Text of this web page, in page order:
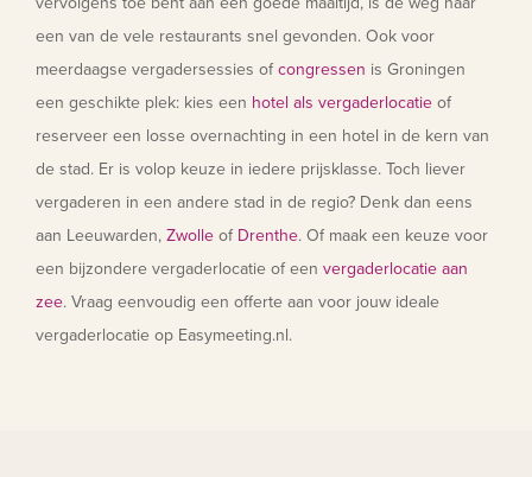
een van de vele restaurants snel gevonden. Ook voor
meerdaagse vergadersessies of congressen is Groningen
een geschikte plek: kies een hotel als vergaderlocatie of
reserveer een losse overnachting in een hotel in de kern van
de stad. Er is volop keuze in iedere prijsklasse. Toch liever
vergaderen in een andere stad in de regio? Denk dan eens
aan Leeuwarden, Zwolle of Drenthe. Of maak een keuze voor
een bijzondere vergaderlocatie of een vergaderlocatie aan
zee. Vraag eenvoudig een offerte aan voor jouw ideale
vergaderlocatie op Easymeeting.nl.